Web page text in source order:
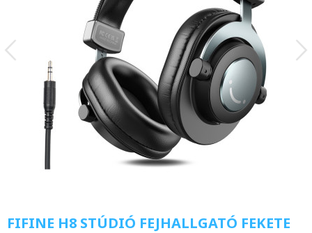
FIFINE H8 STÚDIÓ FEJHALLGATÓ FEKETE